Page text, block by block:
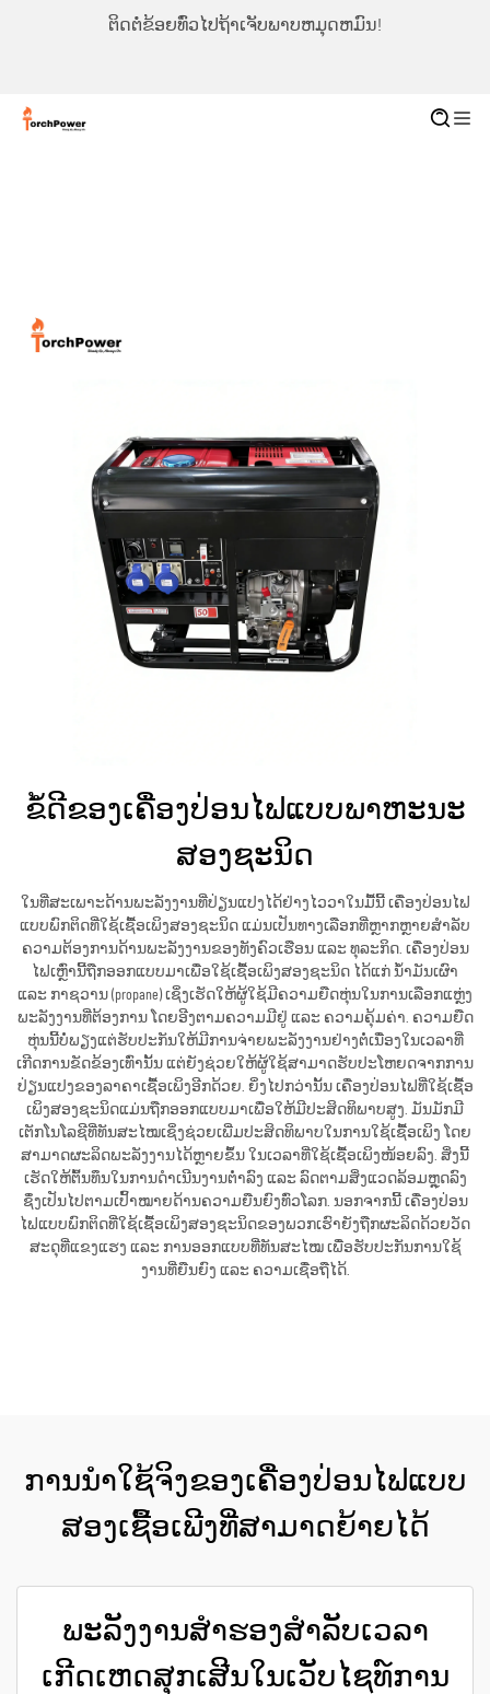
ຕິດຕໍ່ຂ້ອຍທົ່ວໄປຖ້າເຈັບພາບຫມຸດຫມົນ!
ຂໍ້ດີຂອງເຄື່ອງປ່ອນໄຟແບບພາຫະນະ
ສອງຊະນິດ
ໃນທີ່ສະເພາະດ້ານພະລັງງານທີ່ປ່ຽນແປງໄດ້ຢ່າງໄວວາໃນມື້ນີ້ ເຄື່ອງປ່ອນໄຟ
ແບບພົກຕິດທີ່ໃຊ້ເຊື້ອເພິງສອງຊະນິດ ແມ່ນເປັນທາງເລືອກທີ່ຫຼາກຫຼາຍສຳລັບ
ຄວາມຕ້ອງການດ້ານພະລັງງານຂອງທັງຄົວເຮືອນ ແລະ ທຸລະກິດ. ເຄື່ອງປ່ອນ
ໄຟເຫຼົ່ານີ້ຖືກອອກແບບມາເພື່ອໃຊ້ເຊື້ອເພິງສອງຊະນິດ ໄດ້ແກ່ ນ້ຳມັນເຜົາ
ແລະ ກາຊວານ (propane) ເຊິ່ງເຮັດໃຫ້ຜູ້ໃຊ້ມີຄວາມຍືດຫຸ່ນໃນການເລືອກແຫຼ່ງ
ພະລັງງານທີ່ຕ້ອງການ ໂດຍອີງຕາມຄວາມມີຢູ່ ແລະ ຄວາມຄຸ້ມຄ່າ. ຄວາມຍືດ
ຫຸ່ນນີ້ບໍ່ພຽງແຕ່ຮັບປະກັນໃຫ້ມີການຈ່າຍພະລັງງານຢ່າງຕໍ່ເນື່ອງໃນເວລາທີ່
ເກີດການຂັດຂ້ອງເທົ່ານັ້ນ ແຕ່ຍັງຊ່ວຍໃຫ້ຜູ້ໃຊ້ສາມາດຮັບປະໂຫຍດຈາກການ
ປ່ຽນແປງຂອງລາຄາເຊື້ອເພິງອີກດ້ວຍ. ຍິ່ງໄປກວ່ານັ້ນ ເຄື່ອງປ່ອນໄຟທີ່ໃຊ້ເຊື້ອ
ເພິງສອງຊະນິດແມ່ນຖືກອອກແບບມາເພື່ອໃຫ້ມີປະສິດທິພາບສູງ. ມັນມັກມີ
ເຕັກໂນໂລຊີທີ່ທັນສະໄໝເຊິ່ງຊ່ວຍເພີ່ມປະສິດທິພາບໃນການໃຊ້ເຊື້ອເພິງ ໂດຍ
ສາມາດຜະລິດພະລັງງານໄດ້ຫຼາຍຂຶ້ນ ໃນເວລາທີ່ໃຊ້ເຊື້ອເພິງໜ້ອຍລົງ. ສິ່ງນີ້
ເຮັດໃຫ້ຕົ້ນທຶນໃນການດຳເນີນງານຕ່ຳລົງ ແລະ ລົດຕາມສິ່ງແວດລ້ອມຫຼຸດລົງ
ຊຶ່ງເປັນໄປຕາມເປົ້າໝາຍດ້ານຄວາມຍືນຍົງທົ່ວໂລກ. ນອກຈາກນີ້ ເຄື່ອງປ່ອນ
ໄຟແບບພົກຕິດທີ່ໃຊ້ເຊື້ອເພິງສອງຊະນິດຂອງພວກເຮົາຍັງຖືກຜະລິດດ້ວຍວັດ
ສະດຸທີ່ແຂງແຮງ ແລະ ການອອກແບບທີ່ທັນສະໄໝ ເພື່ອຮັບປະກັນການໃຊ້
ງານທີ່ຍືນຍົງ ແລະ ຄວາມເຊື່ອຖືໄດ້.
ການນຳໃຊ້ຈິງຂອງເຄື່ອງປ່ອນໄຟແບບ
ສອງເຊື້ອເພີງທີ່ສາມາດຍ້າຍໄດ້
ພະລັງງານສຳຮອງສຳລັບເວລາ
ເກີດເຫດສຸກເສີນໃນເວັບໄຊທ໌ການ